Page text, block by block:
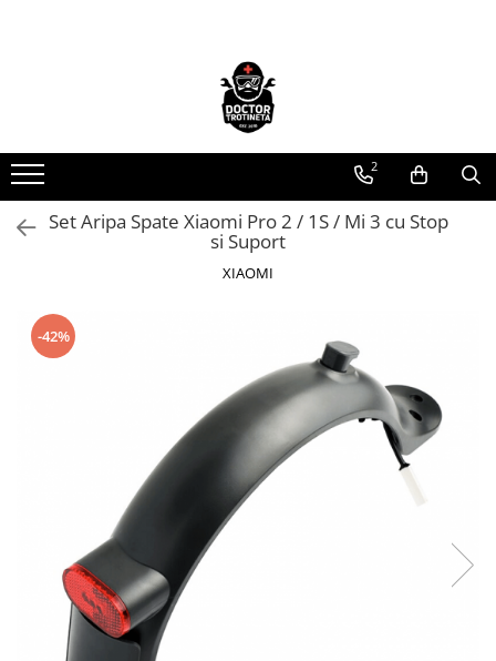
Toate produsele
Piese de schimb
https://www.doctortrotineta.ro/electrica
Acceleratie
Motoare
Cabluri
https://www.doctortrotineta.ro/frane
Discuri frana
Placute de frana
Manete de frana
https://www.doctortrotineta.ro/lumini
2
Set Aripa Spate Xiaomi Pro 2 / 1S / Mi 3 cu Stop
si Suport
XIAOMI
-42%